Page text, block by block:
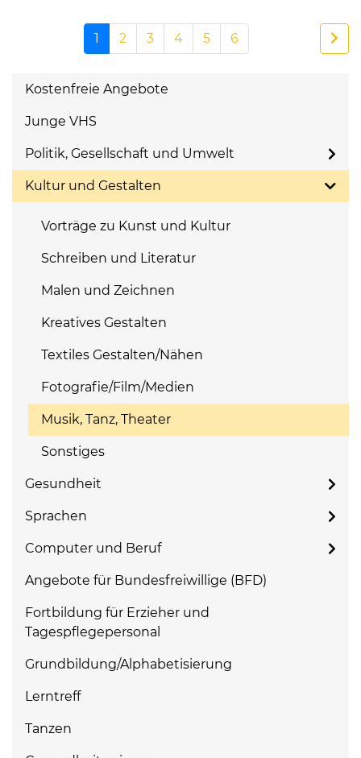
1 2 3 4 5 6
Kostenfreie Angebote
Junge VHS
Politik, Gesellschaft und Umwelt
Kultur und Gestalten
Vorträge zu Kunst und Kultur
Schreiben und Literatur
Malen und Zeichnen
Kreatives Gestalten
Textiles Gestalten/Nähen
Fotografie/Film/Medien
Musik, Tanz, Theater
Sonstiges
Gesundheit
Sprachen
Computer und Beruf
Angebote für Bundesfreiwillige (BFD)
Fortbildung für Erzieher und
Tagespflegepersonal
Grundbildung/Alphabetisierung
Lerntreff
Tanzen